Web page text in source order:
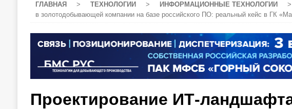
ГЛАВНАЯ > ТЕХНОЛОГИИ > ИНФОРМАЦИОННЫЕ ТЕХНОЛОГИИ >
в золотодобывающей компании на базе российского ПО: реальный кейс в ГК
Проектирование ИТ-